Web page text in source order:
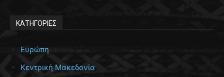
ΚΑΤΗΓΟΡΙΕΣ
Ευρώπη
Κεντρική Μακεδονία